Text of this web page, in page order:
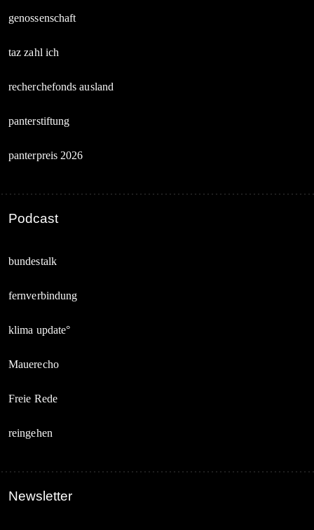
genossenschaft
taz zahl ich
recherchefonds ausland
panterstiftung
panterpreis 2026
Podcast
bundestalk
fernverbindung
klima update°
Mauerecho
Freie Rede
reingehen
Newsletter